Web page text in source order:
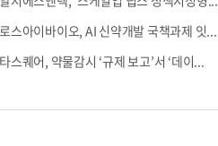
스아이바이오, AI 신약개발 국책과제 잇...
스퀘어, 약물감시 ‘규제 보고’서 ‘데이...